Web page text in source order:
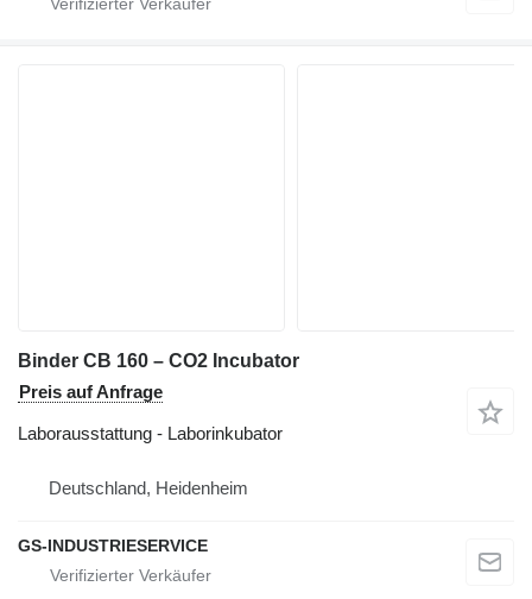
Binder CB 160 – CO2 Incubator
Preis auf Anfrage
Laborausstattung - Laborinkubator
Deutschland, Heidenheim
GS-INDUSTRIESERVICE